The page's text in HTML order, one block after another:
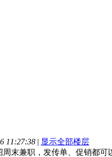
11:27:38 | 显示全部楼层
周末兼职，发传单、促销都可